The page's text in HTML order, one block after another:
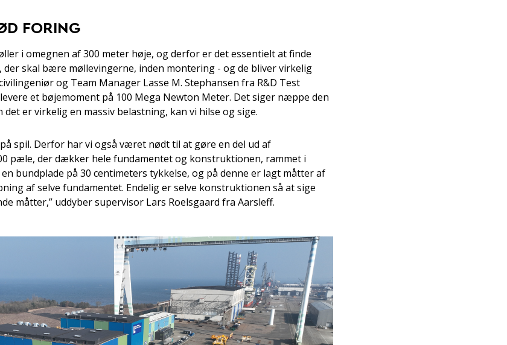
FORING
i omegnen af 300 meter høje, og derfor er det essentielt at finde
der skal bære møllevingerne, inden montering - og de bliver virkelig
og Team Manager Lasse M. Stephansen fra R&D Test
et bøjemoment på 100 Mega Newton Meter. Det siger næppe den
er virkelig en massiv belastning, kan vi hilse og sige.
spil. Derfor har vi også været nødt til at gøre en del ud af
pæle, der dækker hele fundamentet og konstruktionen, rammet i
bundplade på 30 centimeters tykkelse, og på denne er lagt måtter af
af selve fundamentet. Endelig er selve konstruktionen så at sige
måtter,” uddyber supervisor Lars Roelsgaard fra Aarsleff.